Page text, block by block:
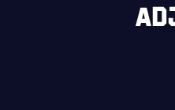
SERGENTS-MAJORS